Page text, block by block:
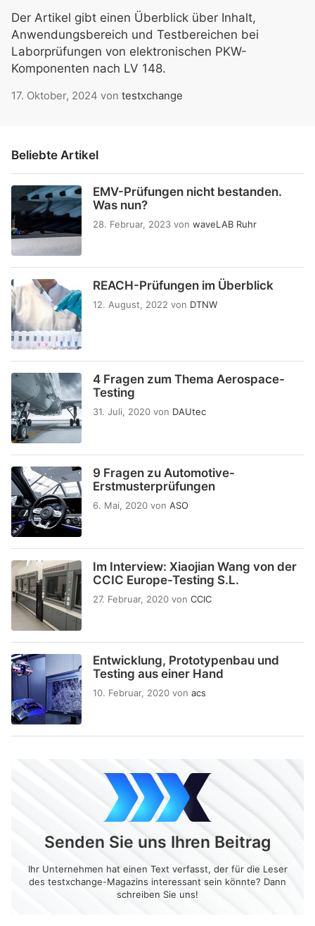
Der Artikel gibt einen Überblick über Inhalt,
Anwendungsbereich und Testbereichen bei
Laborprüfungen von elektronischen PKW-
Komponenten nach LV 148.
17. Oktober, 2024 von testxchange
Beliebte Artikel
EMV-Prüfungen nicht bestanden.
Was nun?
28. Februar, 2023 von waveLAB Ruhr
REACH-Prüfungen im Überblick
12. August, 2022 von DTNW
4 Fragen zum Thema Aerospace-
Testing
31. Juli, 2020 von DAUtec
9 Fragen zu Automotive-
Erstmusterprüfungen
6. Mai, 2020 von ASO
Im Interview: Xiaojian Wang von der
CCIC Europe-Testing S.L.
27. Februar, 2020 von CCIC
Entwicklung, Prototypenbau und
Testing aus einer Hand
10. Februar, 2020 von acs
Senden Sie uns Ihren Beitrag
Ihr Unternehmen hat einen Text verfasst, der für die Leser
des testxchange-Magazins interessant sein könnte? Dann
schreiben Sie uns!